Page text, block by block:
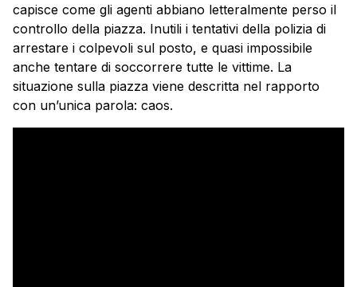
capisce come gli agenti abbiano letteralmente perso il
controllo della piazza. Inutili i tentativi della polizia di
arrestare i colpevoli sul posto, e quasi impossibile
anche tentare di soccorrere tutte le vittime. La
situazione sulla piazza viene descritta nel rapporto
con un’unica parola: caos.